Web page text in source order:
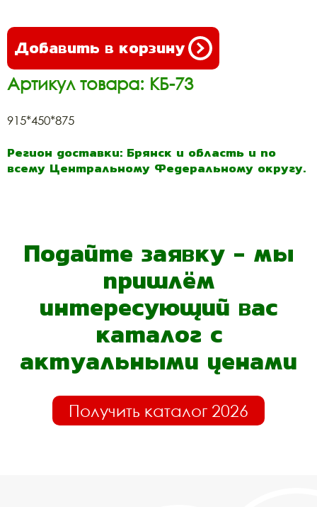
Добавить в корзину
Артикул товара: КБ-73
915*450*875
Регион доставки: Брянск и область и по
всему Центральному Федеральному округу.
Подайте заявку - мы
пришлём
интересующий вас
каталог с
актуальными ценами
Получить каталог 2026